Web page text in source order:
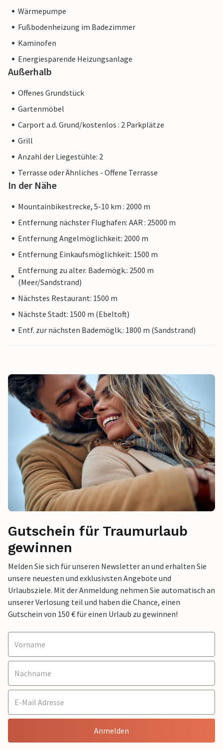
Wärmepumpe
Fußbodenheizung im Badezimmer
Kaminofen
Energiesparende Heizungsanlage
Außerhalb
Offenes Grundstück
Gartenmöbel
Carport a.d. Grund/kostenlos : 2 Parkplätze
Grill
Anzahl der Liegestühle: 2
Terrasse oder Ähnliches - Offene Terrasse
In der Nähe
Mountainbikestrecke, 5-10 km : 2000 m
Entfernung nächster Flughafen: AAR : 25000 m
Entfernung Angelmöglichkeit: 2000 m
Entfernung Einkaufsmöglichkeit: 1500 m
Entfernung zu alter. Bademögk.: 2500 m
(Meer/Sandstrand)
Nächstes Restaurant: 1500 m
Nächste Stadt: 1500 m (Ebeltoft)
Entf. zur nächsten Bademöglk.: 1800 m (Sandstrand)
Gutschein für Traumurlaub
gewinnen
Melden Sie sich für unseren Newsletter an und erhalten Sie
unsere neuesten und exklusivsten Angebote und
Urlaubsziele. Mit der Anmeldung nehmen Sie automatisch an
unserer Verlosung teil und haben die Chance, einen
Gutschein von 150 € für einen Urlaub zu gewinnen!
Anmelden